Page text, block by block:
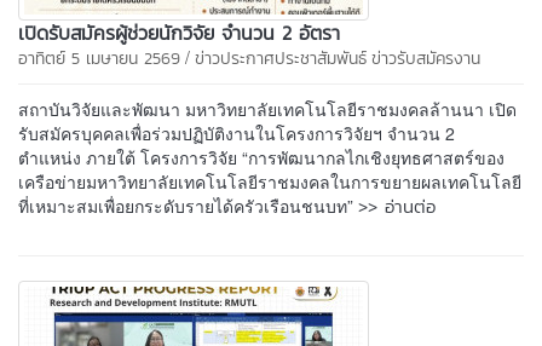
เปิดรับสมัครผู้ช่วยนักวิจัย จำนวน 2 อัตรา
อาทิตย์ 5 เมษายน 2569 / ข่าวประกาศประชาสัมพันธ์ข่าวรับสมัครงาน
สถาบันวิจัยและพัฒนา มหาวิทยาลัยเทคโนโลยีราชมงคลล้านนา เปิด
รับสมัครบุคคลเพื่อร่วมปฏิบัติงานในโครงการวิจัยฯ จำนวน 2
ตำแหน่ง ภายใต้ โครงการวิจัย “การพัฒนากลไกเชิงยุทธศาสตร์ของ
เครือข่ายมหาวิทยาลัยเทคโนโลยีราชมงคลในการขยายผลเทคโนโลยี
ที่เหมาะสมเพื่อยกระดับรายได้ครัวเรือนชนบท” >> อ่านต่อ